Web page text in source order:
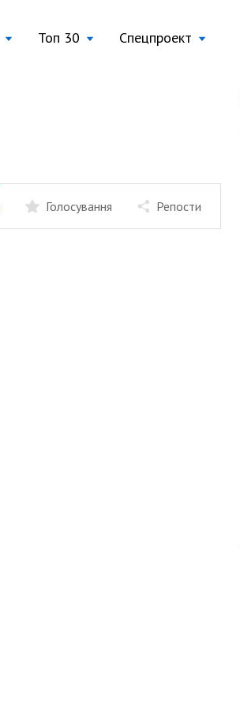
Топ 30 Спецпроект
Голосування Репости